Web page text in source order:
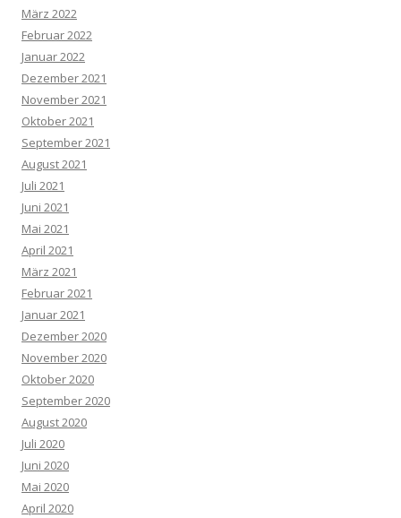
März 2022
Februar 2022
Januar 2022
Dezember 2021
November 2021
Oktober 2021
September 2021
August 2021
Juli 2021
Juni 2021
Mai 2021
April 2021
März 2021
Februar 2021
Januar 2021
Dezember 2020
November 2020
Oktober 2020
September 2020
August 2020
Juli 2020
Juni 2020
Mai 2020
April 2020